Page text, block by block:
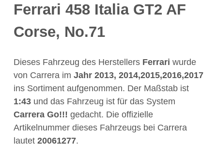
Ferrari 458 Italia GT2 AF
Corse, No.71
Dieses Fahrzeug des Herstellers Ferrari wurde
von Carrera im Jahr 2013, 2014,2015,2016,2017
ins Sortiment aufgenommen. Der Maßstab ist
1:43 und das Fahrzeug ist für das System
Carrera Go!!! gedacht. Die offizielle
Artikelnummer dieses Fahrzeugs bei Carrera
lautet 20061277.